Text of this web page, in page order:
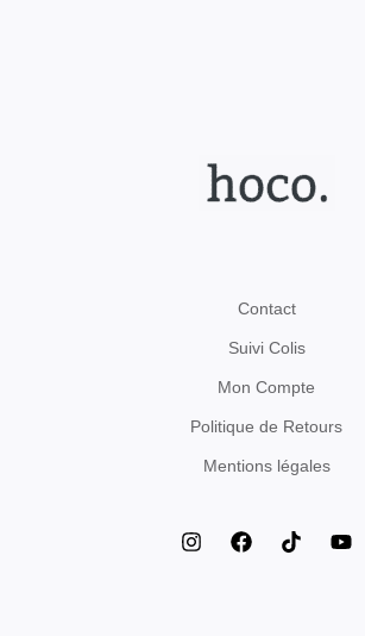
Contact
Suivi Colis
Mon Compte
Politique de Retours
Mentions légales